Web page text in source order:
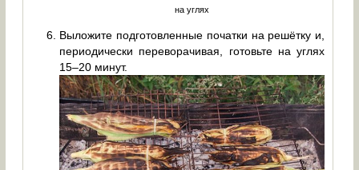
на углях
Выложите подготовленные початки на решётку и,
периодически переворачивая, готовьте на углях
15–20 минут.